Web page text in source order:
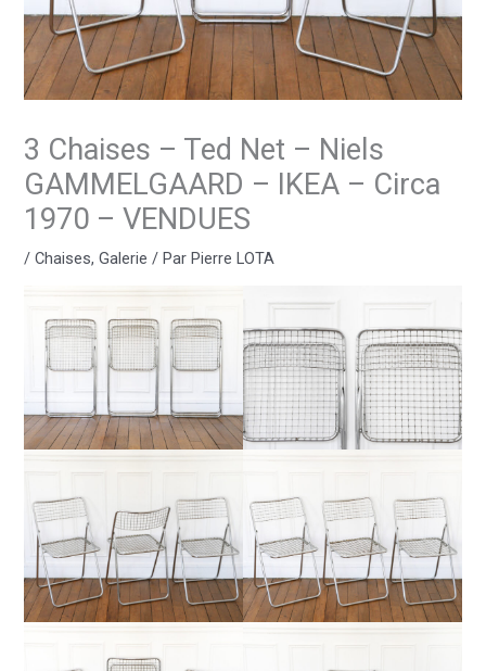
3 Chaises – Ted Net – Niels
GAMMELGAARD – IKEA – Circa
1970 – VENDUES
/Chaises,Galerie / ParPierre LOTA